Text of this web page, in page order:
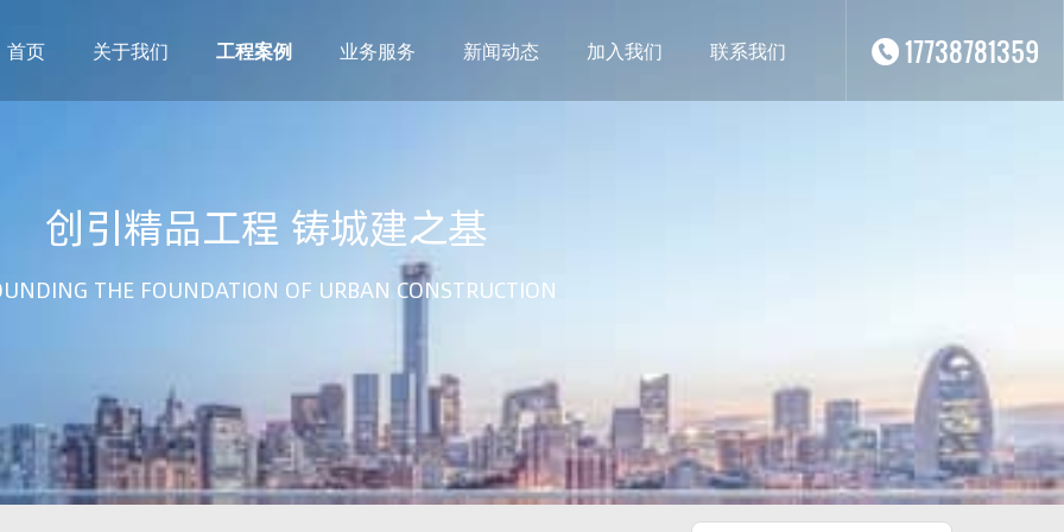
首页 关于我们 工程案例 业务服务 新闻动态 加入我们 联系我们 17738781359
创引精品工程 铸城建之基
THE FOUNDATION OF URBAN CONSTRUCTION